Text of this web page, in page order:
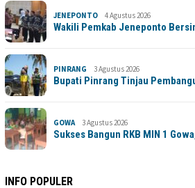
JENEPONTO 4 Agustus 2026
Wakili Pemkab Jeneponto
PINRANG 3 Agustus 2026
Bupati Pinrang Tinjau
GOWA 3 Agustus 2026
Sukses Bangun RKB MIN 1
INFO POPULER